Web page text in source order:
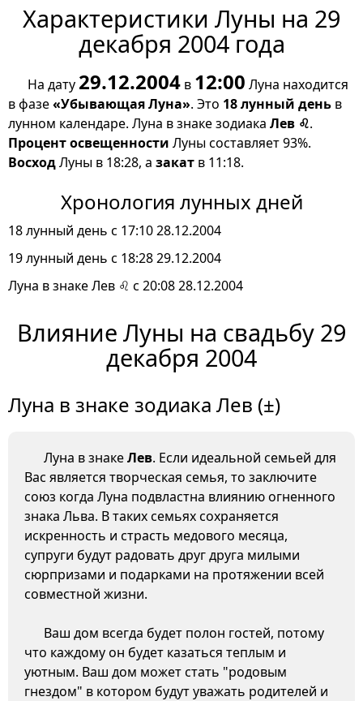
Характеристики Луны на 29
декабря 2004 года
На дату 29.12.2004 в 12:00 Луна находится
в фазе«Убывающая Луна». Это 18 лунный день в
лунном календаре. Луна в знаке зодиака Лев ♌.
Процент освещенности Луны составляет 93%.
ВосходЛуны в 18:28, а закат в 11:18.
Хронология лунных дней
18 лунный день с 17:10 28.12.2004
19 лунный день с 18:28 29.12.2004
Луна в знаке Лев ♌ с 20:08 28.12.2004
Влияние Луны на свадьбу 29
декабря 2004
Луна в знаке зодиака Лев (±)
Луна в знакеЛев. Если идеальной семьей для
Вас является творческая семья, то заключите
союз когда Луна подвластна влиянию огненного
знака Льва. В таких семьях сохраняется
искренность и страсть медового месяца,
супруги будут радовать друг друга милыми
сюрпризами и подарками на протяжении всей
совместной жизни.
Ваш дом всегда будет полон гостей, потому
что каждому он будет казаться теплым и
уютным. Ваш дом может стать "родовым
гнездом" в котором будут уважать родителей и